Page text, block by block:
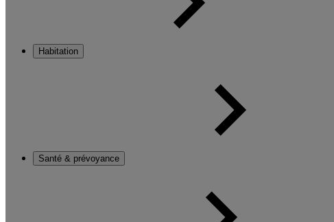
Habitation
Santé & prévoyance